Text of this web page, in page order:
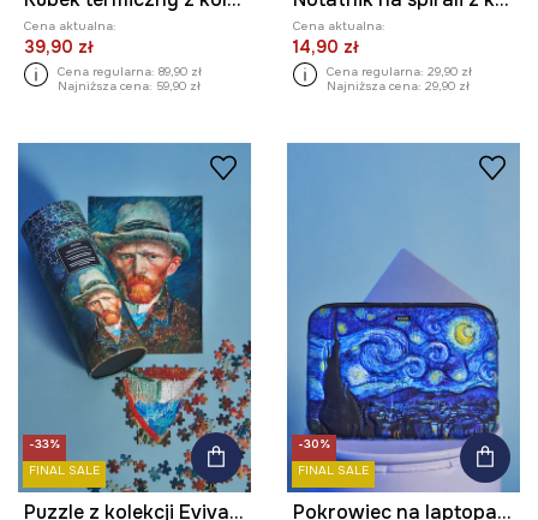
Cena aktualna:
39,90 zł
Cena regularna: 89,90 zł
Najniższa cena: 59,90 zł
Cena aktualna:
14,90 zł
Cena regularna: 29,90 zł
Najniższa cena: 29,90 zł
-33%
FINAL SALE
Puzzle z kolekcji Eviva L'arte
-30%
FINAL SALE
Pokrowiec na laptopa z kolekcji Eviva L'arte